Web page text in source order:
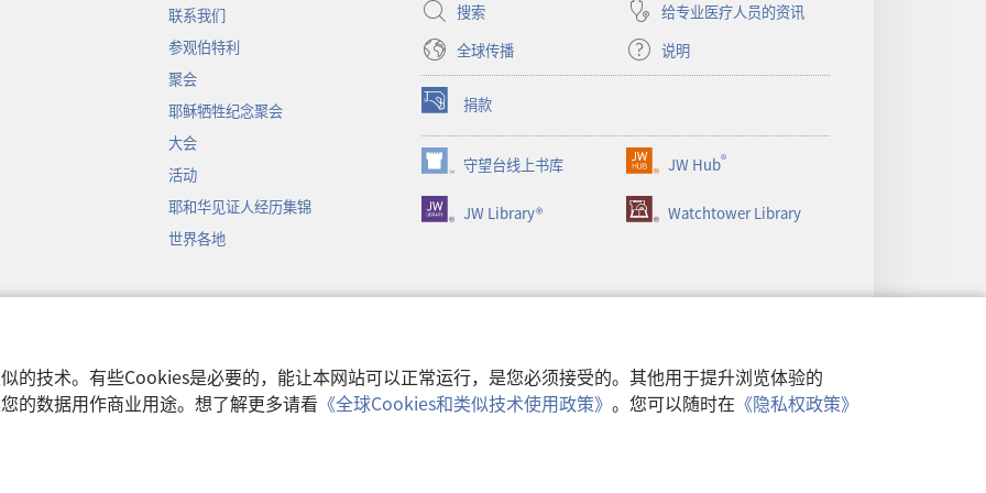
的技术。有些Cookies是必要的，能让本网站可以正常运行，是您必须接受的。其他用于提升浏览体验的
的数据用作商业用途。想了解更多请看 《全球Cookies和类似技术使用政策》 。您可以随时在 《隐私权政策》
联系我们
参观伯特利
聚会
耶稣牺牲纪念聚会
大会
活动
耶和华见证人经历集锦
世界各地
窗
口）
搜索
给专业医疗人员的资讯
全球传播
说明
捐款
（打
开
新
窗
口）
守望台线上书库
（打
开
新
JW Hub®
（打
开
新
JW Library® Watchtower Library